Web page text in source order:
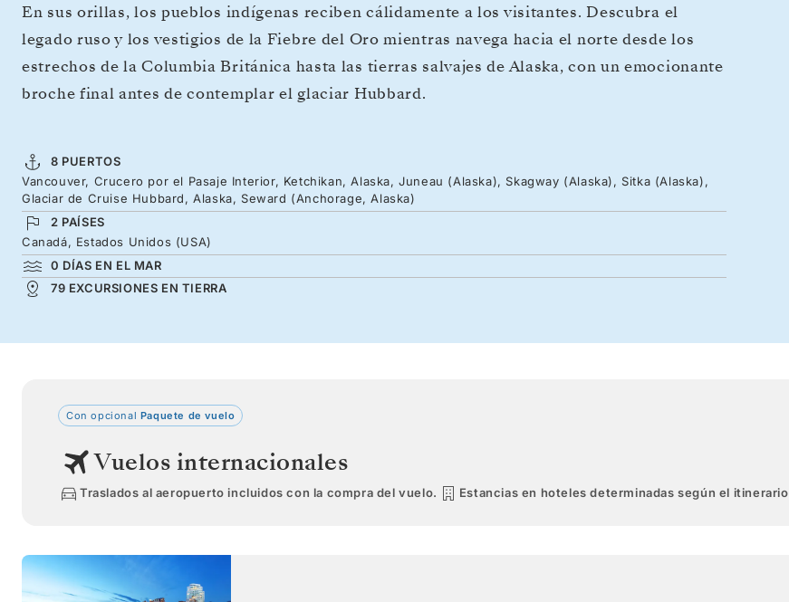
En sus orillas, los pueblos indígenas reciben cálidamente a los visitantes. Descubra el
legado ruso y los vestigios de la Fiebre del Oro mientras navega hacia el norte desde los
estrechos de la Columbia Británica hasta las tierras salvajes de Alaska, con un emocionante
broche final antes de contemplar el glaciar Hubbard.
8 PUERTOS
Vancouver, Crucero por el Pasaje Interior, Ketchikan, Alaska, Juneau (Alaska), Skagway (Alaska), Sitka (Alaska),
Glaciar de Cruise Hubbard, Alaska, Seward (Anchorage, Alaska)
2 PAÍSES
Canadá, Estados Unidos (USA)
0 DÍAS EN EL MAR
79 EXCURSIONES EN TIERRA
Con opcional Paquete de vuelo
Vuelos internacionales
Traslados al aeropuerto incluidos con la compra del vuelo. Estancias en hoteles determinadas según el itinerario